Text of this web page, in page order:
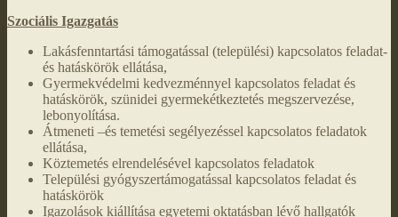
Szociális Igazgatás
Lakásfenntartási támogatással (települési) kapcsolatos feladat-
és hatáskörök ellátása,
Gyermekvédelmi kedvezménnyel kapcsolatos feladat és
hatáskörök, szünidei gyermekétkeztetés megszervezése,
lebonyolítása.
Átmeneti –és temetési segélyezéssel kapcsolatos feladatok
ellátása,
Köztemetés elrendelésével kapcsolatos feladatok
Települési gyógyszertámogatással kapcsolatos feladat és
hatáskörök
Igazolások kiállítása egyetemi oktatásban lévő hallgatók